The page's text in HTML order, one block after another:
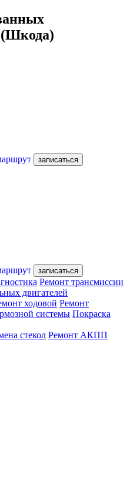
(Шкода)
записаться
записаться
Ремонт трансмиссии
двигателей
ходовой Ремонт
системы Покраска
стекол Ремонт АКПП